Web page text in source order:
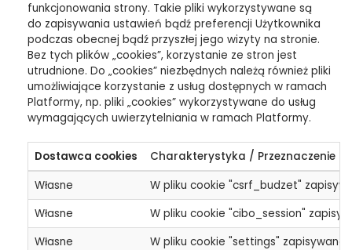
funkcjonowania strony. Takie pliki wykorzystywane są
do zapisywania ustawień bądź preferencji Użytkownika
podczas obecnej bądź przyszłej jego wizyty na stronie.
Bez tych plików „cookies”, korzystanie ze stron jest
utrudnione. Do „cookies” niezbędnych należą również pliki
umożliwiające korzystanie z usług dostępnych w ramach
Platformy, np. pliki „cookies” wykorzystywane do usług
wymagających uwierzytelniania w ramach Platformy.
Dostawca cookies
Charakterystyka / Przeznaczenie
Własne
W pliku cookie "csrf_budzet"
Własne
W pliku cookie "cibo_session"
Własne
W pliku cookie "settings"